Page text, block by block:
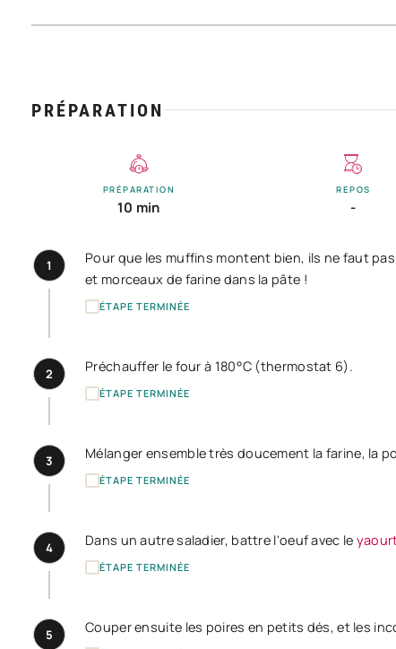
PRÉPARATION
PRÉPARATION
10 min
REPOS
-
1
Pour que les muffins montent bien, ils ne faut
et morceaux de farine dans la pâte !
ÉTAPE TERMINÉE
2 Préchauffer le four à 180°C (thermostat 6).
ÉTAPE TERMINÉE
3 Mélanger ensemble très doucement la farine, la
ÉTAPE TERMINÉE
4 Dans un autre saladier, battre l'oeuf avec le
ÉTAPE TERMINÉE
5 Couper ensuite les poires en petits dés, et les